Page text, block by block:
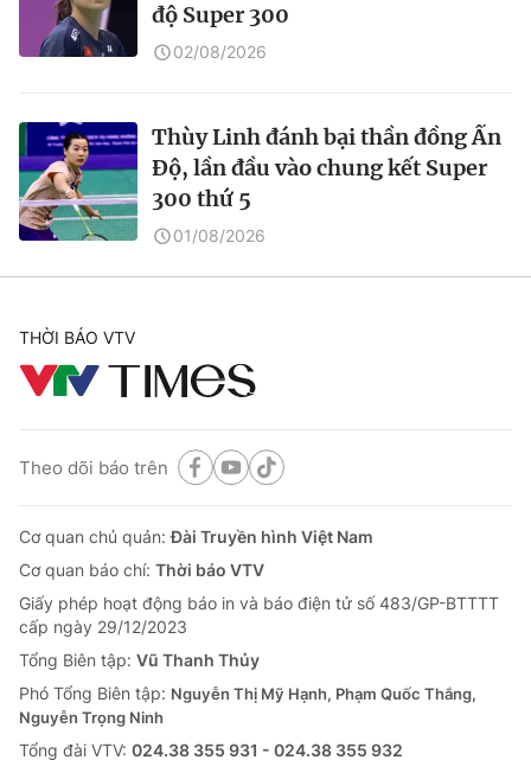
độ Super 300
02/08/2026
Thùy Linh đánh bại thần đồng Ấn
Độ, lần đầu vào chung kết Super
300 thứ 5
01/08/2026
THỜI BÁO VTV
Theo dõi báo trên
Cơ quan chủ quản:Đài Truyền hình Việt Nam
Cơ quan báo chí: Thời báo VTV
Giấy phép hoạt động báo in và báo điện tử số 483/GP-BTTTT
cấp ngày 29/12/2023
Tổng Biên tập: Vũ Thanh Thủy
Phó Tổng Biên tập: Nguyễn Thị Mỹ Hạnh, Phạm Quốc Thắng,
Nguyễn Trọng Ninh
Tổng đài VTV: 024.38 355 931 - 024.38 355 932